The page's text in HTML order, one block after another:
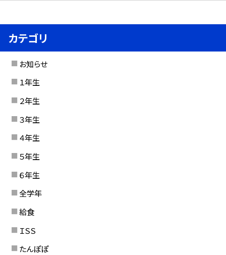
カテゴリ
お知らせ
１年生
２年生
３年生
４年生
５年生
６年生
全学年
給食
ＩＳＳ
たんぽぽ